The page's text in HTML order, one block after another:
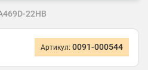
22HB
Артикул: 0091-000544